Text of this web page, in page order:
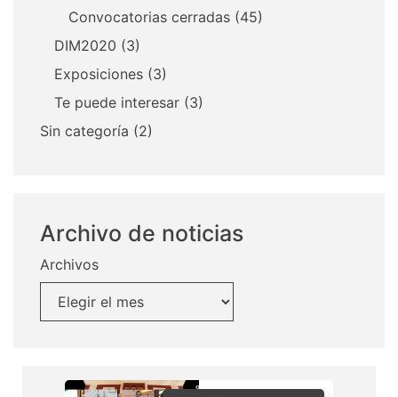
Convocatorias cerradas (45)
DIM2020 (3)
Exposiciones (3)
Te puede interesar (3)
Sin categoría (2)
Archivo de noticias
Archivos